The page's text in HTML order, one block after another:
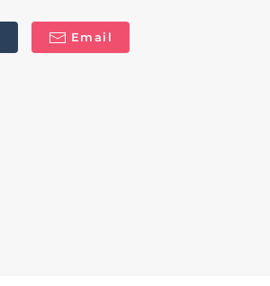
Email